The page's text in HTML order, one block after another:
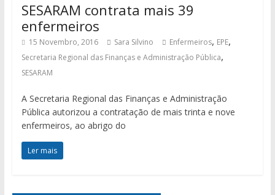
SESARAM contrata mais 39
enfermeiros
15 Novembro, 2016 Sara Silvino Enfermeiros, EPE,
Secretaria Regional das Finanças e Administração Pública,
SESARAM
A Secretaria Regional das Finanças e Administração
Pública autorizou a contratação de mais trinta e nove
enfermeiros, ao abrigo do
Ler mais